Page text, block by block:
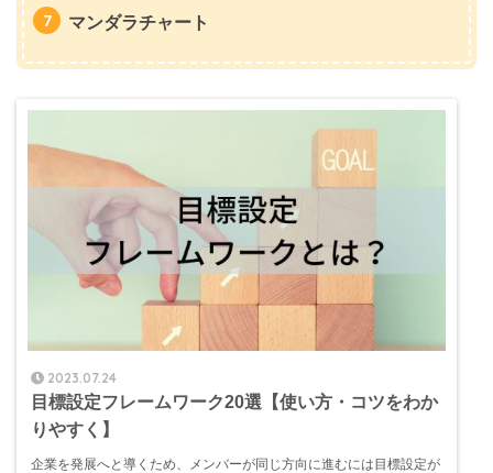
マンダラチャート
2023.07.24
目標設定フレームワーク20選【使い方・コツをわか
りやすく】
企業を発展へと導くため、メンバーが同じ方向に進むには目標設定が